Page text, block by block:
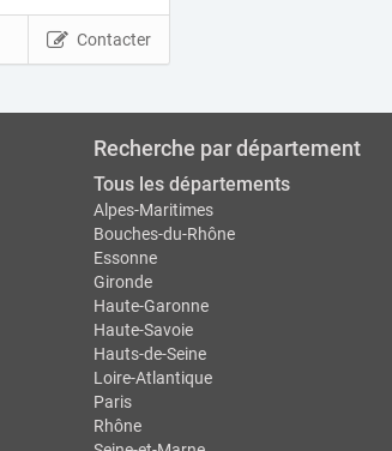
Contacter
Recherche par département
Tous les départements
Alpes-Maritimes
Bouches-du-Rhône
Essonne
Gironde
Haute-Garonne
Haute-Savoie
Hauts-de-Seine
Loire-Atlantique
Paris
Rhône